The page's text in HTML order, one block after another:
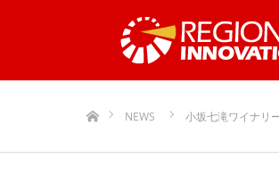
NEWS
小坂七滝ワイナリ